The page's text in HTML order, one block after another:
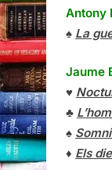
Antony
♠ La
Jaume
♥
♣
♠
♦ Els